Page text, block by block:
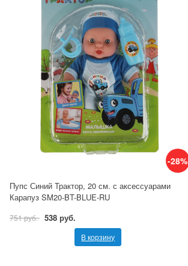
-28%
Пупс Синий Трактор, 20 см. с аксессуарами
Карапуз SM20-BT-BLUE-RU
751 руб. 538 руб.
В корзину